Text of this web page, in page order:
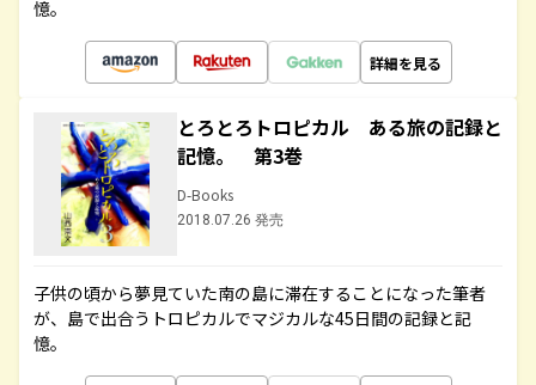
憶。
詳細を見る
とろとろトロピカル ある旅の記録と
記憶。 第3巻
D-Books
2018.07.26 発売
子供の頃から夢見ていた南の島に滞在することになった筆者
が、島で出合うトロピカルでマジカルな45日間の記録と記
憶。